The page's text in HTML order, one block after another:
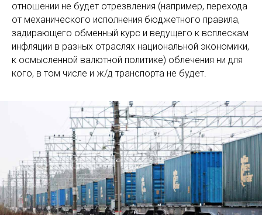
отношении не будет отрезвления (например, перехода
от механического исполнения бюджетного правила,
задирающего обменный курс и ведущего к всплескам
инфляции в разных отраслях национальной экономики,
к осмысленной валютной политике) облечения ни для
кого, в том числе и ж/д транспорта не будет.